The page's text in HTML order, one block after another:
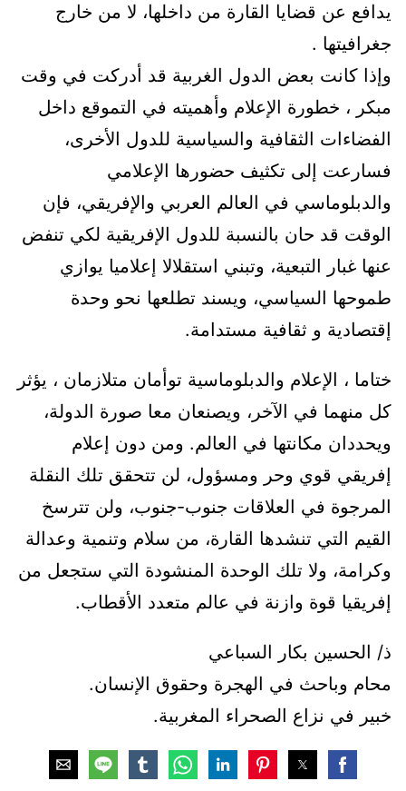
يدافع عن قضايا القارة من داخلها، لا من خارج
جغرافيتها .
وإذا كانت بعض الدول الغربية قد أدركت في وقت
مبكر ، خطورة الإعلام وأهميته في التموقع داخل
الفضاءات الثقافية والسياسية للدول الأخرى،
فسارعت إلى تكثيف حضورها الإعلامي
والدبلوماسي في العالم العربي والإفريقي، فإن
الوقت قد حان بالنسبة للدول الإفريقية لكي تنفض
عنها غبار التبعية، وتبني استقلالا إعلاميا يوازي
طموحها السياسي، ويسند تطلعها نحو وحدة
إقتصادية و ثقافية مستدامة.
ختاما ، الإعلام والدبلوماسية توأمان متلازمان ، يؤثر
كل منهما في الآخر، ويصنعان معا صورة الدولة،
ويحددان مكانتها في العالم. ومن دون إعلام
إفريقي قوي وحر ومسؤول، لن تتحقق تلك النقلة
المرجوة في العلاقات جنوب-جنوب، ولن تترسخ
القيم التي تنشدها القارة، من سلام وتنمية وعدالة
وكرامة، ولا تلك الوحدة المنشودة التي ستجعل من
إفريقيا قوة وازنة في عالم متعدد الأقطاب.
ذ/ الحسين بكار السباعي
محام وباحث في الهجرة وحقوق الإنسان.
خبير في نزاع الصحراء المغربية.